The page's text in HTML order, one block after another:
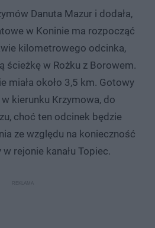
Danuta Mazur i dodała,
w Koninie ma rozpocząć
kilometrowego odcinka,
ścieżkę w Rożku z Borowem.
miała około 3,5 km. Gotowy
kierunku Krzymowa, do
choć ten odcinek będzie
ze względu na konieczność
rejonie kanału Topiec.